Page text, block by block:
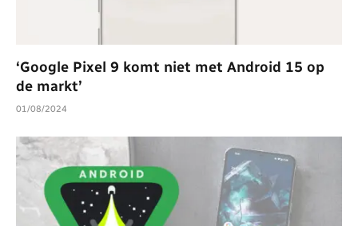
‘Google Pixel 9 komt niet met Android 15 op
de markt’
01/08/2024